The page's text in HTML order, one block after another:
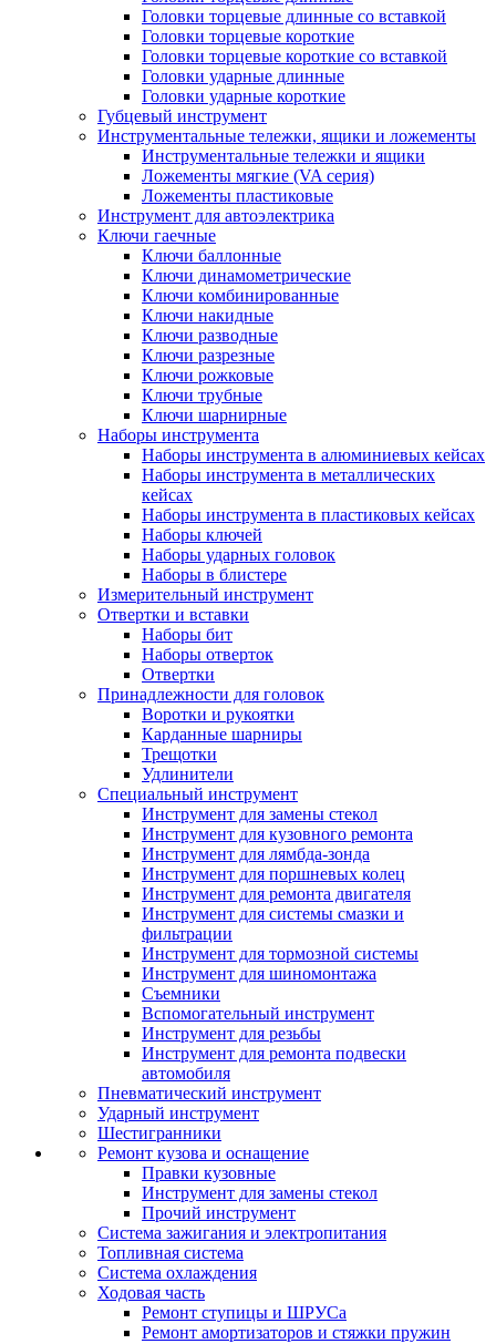
Головки торцевые длинные со вставкой
Головки торцевые короткие
Головки торцевые короткие со вставкой
Головки ударные длинные
Головки ударные короткие
Губцевый инструмент
Инструментальные тележки, ящики и ложементы
Инструментальные тележки и ящики
Ложементы мягкие (VA серия)
Ложементы пластиковые
Инструмент для автоэлектрика
Ключи гаечные
Ключи баллонные
Ключи динамометрические
Ключи комбинированные
Ключи накидные
Ключи разводные
Ключи разрезные
Ключи рожковые
Ключи трубные
Ключи шарнирные
Наборы инструмента
Наборы инструмента в алюминиевых кейсах
Наборы инструмента в металлических
кейсах
Наборы инструмента в пластиковых кейсах
Наборы ключей
Наборы ударных головок
Наборы в блистере
Измерительный инструмент
Отвертки и вставки
Наборы бит
Наборы отверток
Отвертки
Принадлежности для головок
Воротки и рукоятки
Карданные шарниры
Трещотки
Удлинители
Специальный инструмент
Инструмент для замены стекол
Инструмент для кузовного ремонта
Инструмент для лямбда-зонда
Инструмент для поршневых колец
Инструмент для ремонта двигателя
Инструмент для системы смазки и
фильтрации
Инструмент для тормозной системы
Инструмент для шиномонтажа
Съемники
Вспомогательный инструмент
Инструмент для резьбы
Инструмент для ремонта подвески
автомобиля
Пневматический инструмент
Ударный инструмент
Шестигранники
Ремонт кузова и оснащение
Правки кузовные
Инструмент для замены стекол
Прочий инструмент
Система зажигания и электропитания
Топливная система
Система охлаждения
Ходовая часть
Ремонт ступицы и ШРУСа
Ремонт амортизаторов и стяжки пружин